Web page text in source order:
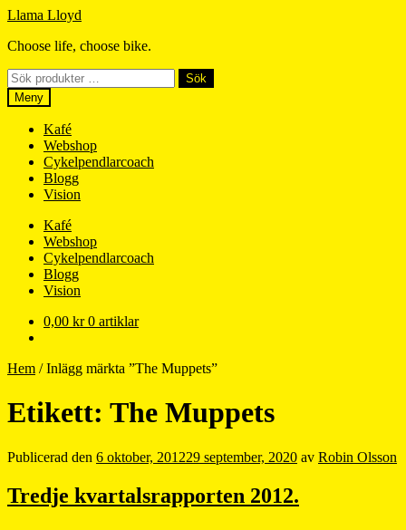
Hoppa
navigering
Hoppa
innehåll
Llama Lloyd
Choose life, choose bike.
Sök
efter:
Sök
Meny
Kafé
Webshop
Cykelpendlarcoach
Blogg
Vision
Kafé
Webshop
Cykelpendlarcoach
Blogg
Vision
0,00 kr 0 artiklar
Hem /Inlägg märkta ”The Muppets”
Etikett: The Muppets
Publicerad den 6 oktober, 201229 september, 2020 av Robin Olsson
Tredje kvartalsrapporten 2012.